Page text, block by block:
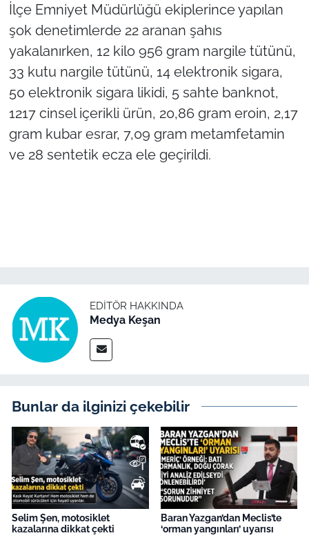
İlçe Emniyet Müdürlüğü ekiplerince yapılan
şok denetimlerde 22 aranan şahıs
yakalanırken, 12 kilo 956 gram nargile tütünü,
33 kutu nargile tütünü, 14 elektronik sigara,
50 elektronik sigara likidi, 5 sahte banknot,
1217 cinsel içerikli ürün, 20,86 gram eroin, 2,17
gram kubar esrar, 7,09 gram metamfetamin
ve 28 sentetik ecza ele geçirildi.
EDITÖR HAKKINDA
Medya Keşan
Bunlar da ilginizi çekebilir
Selim Şen, motosiklet
kazalarına dikkat çekti
Baran Yazgan’dan Meclis’te
‘orman yangınları’ uyarısı
TÜRKİYE
Bölge
Güvenlik
Politika
İş Dünyası
Bilim Teknoloji
Canlı Maç
Finans
Genel-A
Gündem-Eğitim